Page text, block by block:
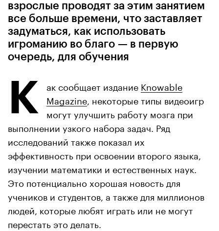
взрослые проводят за этим занятием
все больше времени, что заставляет
задуматься, как использовать
игроманию во благо — в первую
очередь, для обучения
К ак сообщает издание Knowable
Magazine , некоторые типы видеоигр
могут улучшить работу мозга при
выполнении узкого набора задач. Ряд
исследований также показал их
эффективность при освоении второго языка,
изучении математики и естественных наук.
Это потенциально хорошая новость для
учеников и студентов, а также для миллионов
людей, которые любят играть или не могут
перестать это делать.